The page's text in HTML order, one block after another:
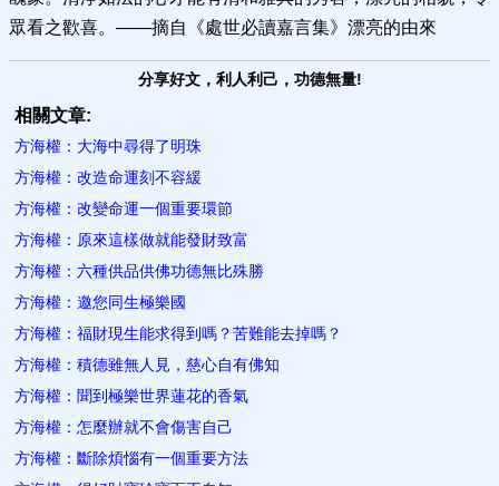
眾看之歡喜。——摘自《處世必讀嘉言集》漂亮的由來
分享好文，利人利己，功德無量!
相關文章:
方海權：大海中尋得了明珠
方海權：改造命運刻不容緩
方海權：改變命運一個重要環節
方海權：原來這樣做就能發財致富
方海權：六種供品供佛功德無比殊勝
方海權：邀您同生極樂國
方海權：福財現生能求得到嗎？苦難能去掉嗎？
方海權：積德雖無人見，慈心自有佛知
方海權：聞到極樂世界蓮花的香氣
方海權：怎麼辦就不會傷害自己
方海權：斷除煩惱有一個重要方法